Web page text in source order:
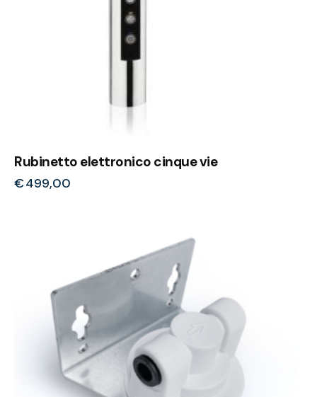
Rubinetto elettronico cinque vie
€499,00